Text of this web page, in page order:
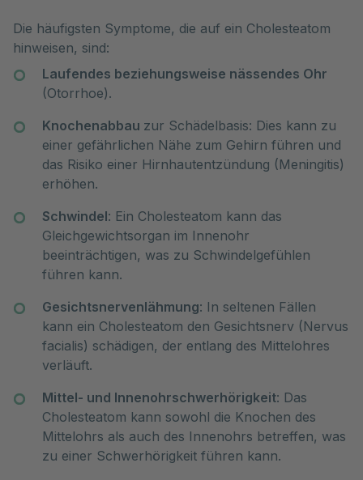
Die häufigsten Symptome, die auf ein Cholesteatom
hinweisen, sind:
Laufendes beziehungsweise nässendes Ohr
(Otorrhoe).
Knochenabbau zur Schädelbasis: Dies kann zu
einer gefährlichen Nähe zum Gehirn führen und
das Risiko einer Hirnhautentzündung (Meningitis)
erhöhen.
Schwindel: Ein Cholesteatom kann das
Gleichgewichtsorgan im Innenohr
beeinträchtigen, was zu Schwindelgefühlen
führen kann.
Gesichtsnervenlähmung: In seltenen Fällen
kann ein Cholesteatom den Gesichtsnerv (Nervus
facialis) schädigen, der entlang des Mittelohres
verläuft.
Mittel- und Innenohrschwerhörigkeit: Das
Cholesteatom kann sowohl die Knochen des
Mittelohrs als auch des Innenohrs betreffen, was
zu einer Schwerhörigkeit führen kann.